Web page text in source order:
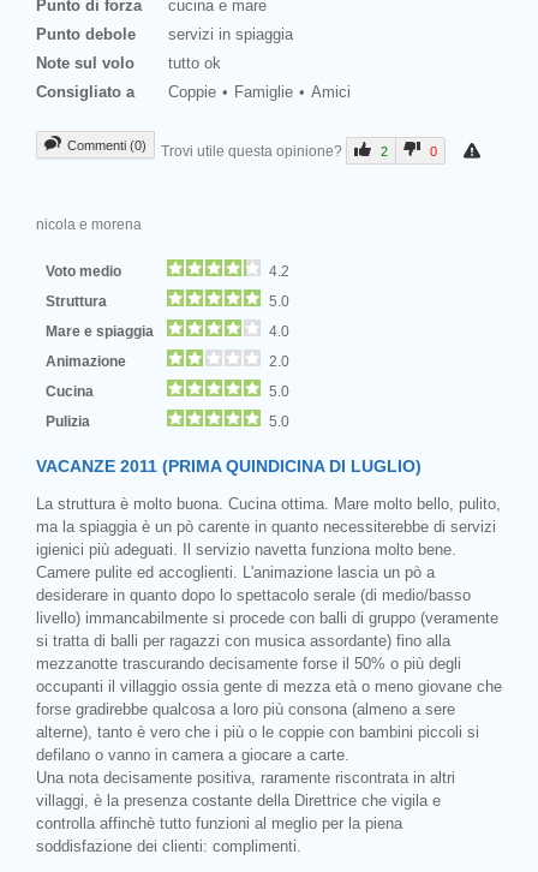
Punto di forza
cucina e mare
Punto debole
servizi in spiaggia
Note sul volo
tutto ok
Consigliato a
Coppie Famiglie Amici
Commenti (0) Trovi utile questa opinione? 2 0
nicola e morena
Voto medio
4.2
Struttura
5.0
Mare e spiaggia
4.0
Animazione
2.0
Cucina
5.0
Pulizia
5.0
VACANZE 2011 (PRIMA QUINDICINA DI LUGLIO)
La struttura è molto buona. Cucina ottima. Mare molto bello, pulito,
ma la spiaggia è un pò carente in quanto necessiterebbe di servizi
igienici più adeguati. Il servizio navetta funziona molto bene.
Camere pulite ed accoglienti. L'animazione lascia un pò a
desiderare in quanto dopo lo spettacolo serale (di medio/basso
livello) immancabilmente si procede con balli di gruppo (veramente
si tratta di balli per ragazzi con musica assordante) fino alla
mezzanotte trascurando decisamente forse il 50% o più degli
occupanti il villaggio ossia gente di mezza età o meno giovane che
forse gradirebbe qualcosa a loro più consona (almeno a sere
alterne), tanto è vero che i più o le coppie con bambini piccoli si
defilano o vanno in camera a giocare a carte.
Una nota decisamente positiva, raramente riscontrata in altri
villaggi, è la presenza costante della Direttrice che vigila e
controlla affinchè tutto funzioni al meglio per la piena
soddisfazione dei clienti: complimenti.